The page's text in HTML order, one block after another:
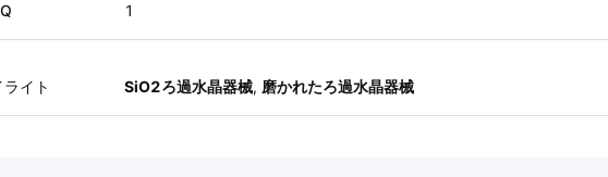
1
イト SiO2ろ過水晶器械, 磨かれたろ過水晶器械